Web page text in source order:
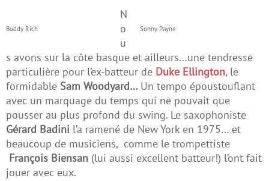
Buddy Rich Sonny Payne
N
o
u
s avons sur la côte basque et ailleurs…une tendresse
particulière pour l’ex-batteur de Duke Ellington, le
formidable Sam Woodyard… Un tempo époustouflant
avec un marquage du temps qui ne pouvait que
pousser au plus profond du swing. Le saxophoniste
Gérard Badini l’a ramené de New York en 1975… et
beaucoup de musiciens, comme le trompettiste
François Biensan (lui aussi excellent batteur!) l’ont fait
jouer avec eux.